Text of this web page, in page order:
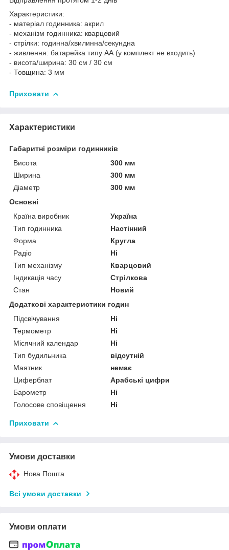
Характеристики:
- матеріал годинника: акрил
- механізм годинника: кварцовий
- стрілки: годинна/хвилинна/секундна
- живлення: батарейка типу АА (у комплект не входить)
- висота/ширина: 30 см / 30 см
- Товщина: 3 мм
Приховати
Характеристики
Габаритні розміри годинників
Висота
300 мм
Ширина
300 мм
Діаметр
300 мм
Основні
Країна виробник
Україна
Тип годинника
Настінний
Форма
Кругла
Радіо
Ні
Тип механізму
Кварцовий
Індикація часу
Стрілкова
Стан
Новий
Додаткові характеристики годин
Підсвічування
Ні
Термометр
Ні
Місячний календар
Ні
Тип будильника
відсутній
Маятник
немає
Циферблат
Арабські цифри
Барометр
Ні
Голосове сповіщення
Ні
Приховати
Умови доставки
Нова Пошта
Всі умови доставки
Умови оплати